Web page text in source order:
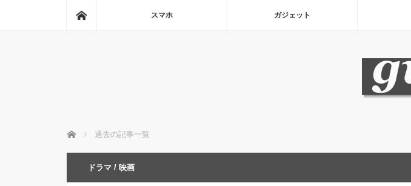
スマホ ガジェット
ホーム 過去の記事一覧
ドラマ / 映画